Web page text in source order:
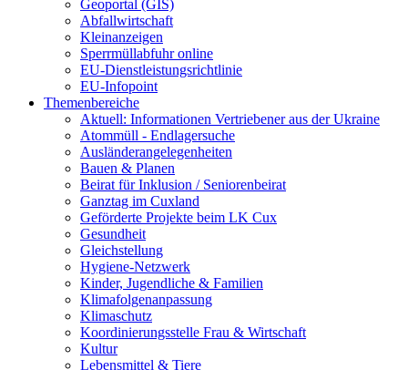
Geoportal (GIS)
Abfallwirtschaft
Kleinanzeigen
Sperrmüllabfuhr online
EU-Dienstleistungsrichtlinie
EU-Infopoint
Themenbereiche
Aktuell: Informationen Vertriebener aus der Ukraine
Atommüll - Endlagersuche
Ausländerangelegenheiten
Bauen & Planen
Beirat für Inklusion / Seniorenbeirat
Ganztag im Cuxland
Geförderte Projekte beim LK Cux
Gesundheit
Gleichstellung
Hygiene-Netzwerk
Kinder, Jugendliche & Familien
Klimafolgenanpassung
Klimaschutz
Koordinierungsstelle Frau & Wirtschaft
Kultur
Lebensmittel & Tiere